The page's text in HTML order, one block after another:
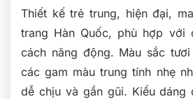
Thiết kế trẻ trung, hiện đại,
trang Hàn Quốc, phù hợp với
cách năng động. Màu sắc
các gam màu trung tính nhẹ
dễ chịu và gần gũi. Kiểu dáng